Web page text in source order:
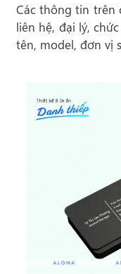
Các thông tin trên
liên hệ, đại lý,
tên, model, đơn vị